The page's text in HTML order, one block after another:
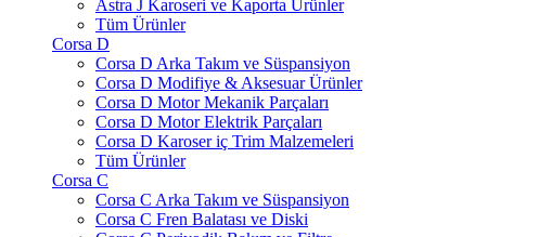
Astra J Karoseri ve Kaporta Ürünler
Tüm Ürünler
Corsa D
Corsa D Arka Takım ve Süspansiyon
Corsa D Modifiye & Aksesuar Ürünler
Corsa D Motor Mekanik Parçaları
Corsa D Motor Elektrik Parçaları
Corsa D Karoser iç Trim Malzemeleri
Tüm Ürünler
Corsa C
Corsa C Arka Takım ve Süspansiyon
Corsa C Fren Balatası ve Diski